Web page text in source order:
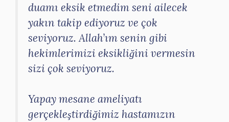
duamı eksik etmedim seni ailecek
yakın takip ediyoruz ve çok
seviyoruz. Allah’ım senin gibi
hekimlerimizi eksikliğini vermesin
sizi çok seviyoruz.
Yapay mesane ameliyatı
gerçekleştirdiğimiz hastamızın